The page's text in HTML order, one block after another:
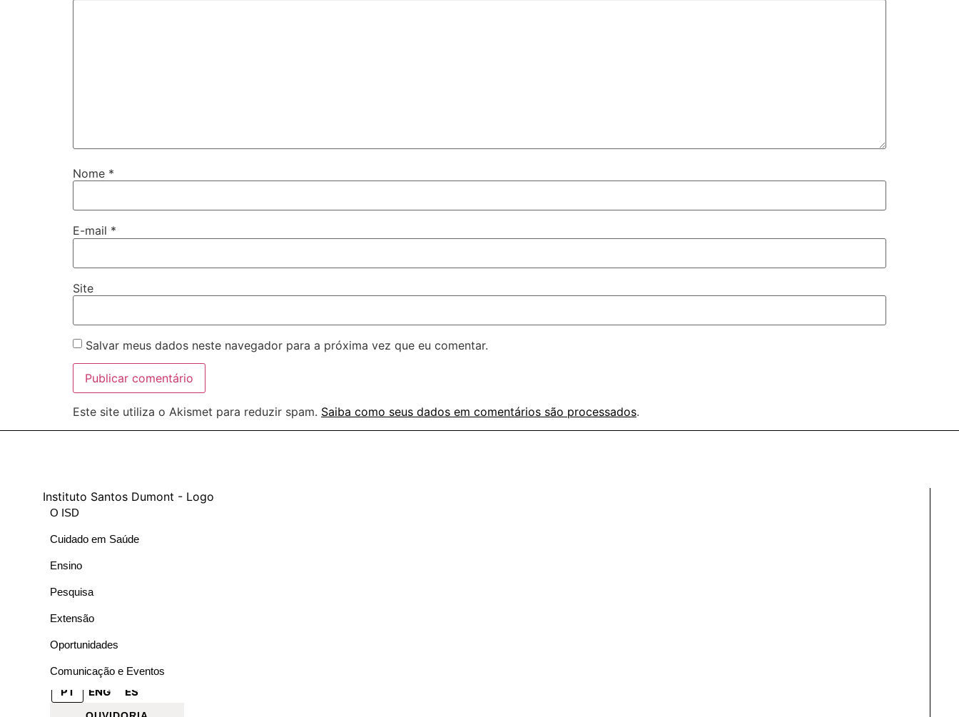
Nome *
E-mail *
Site
Salvar meus dados neste navegador para a próxima vez que eu comentar.
Este site utiliza o Akismet para reduzir spam. Saiba como seus dados em comentários são processados.
O ISD
Cuidado em Saúde
Ensino
Pesquisa
Extensão
Oportunidades
Comunicação e Eventos
PT ENG ES